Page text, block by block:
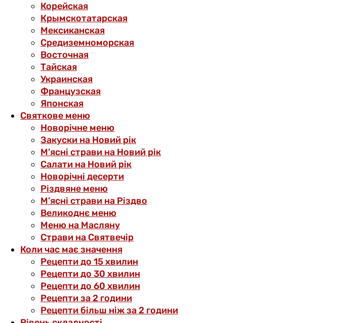
Корейская
Крымскотатарская
Мексиканская
Средиземноморская
Восточная
Тайская
Украинская
Французская
Японская
Святкове меню
Новорічне меню
Закуски на Новий рік
М’ясні страви на Новий рік
Салати на Новий рік
Новорічні десерти
Різдвяне меню
М’ясні страви на Різдво
Великоднє меню
Меню на Масляну
Страви на Святвечір
Коли час має значення
Рецепти до 15 хвилин
Рецепти до 30 хвилин
Рецепти до 60 хвилин
Рецепти за 2 години
Рецепти більш ніж за 2 години